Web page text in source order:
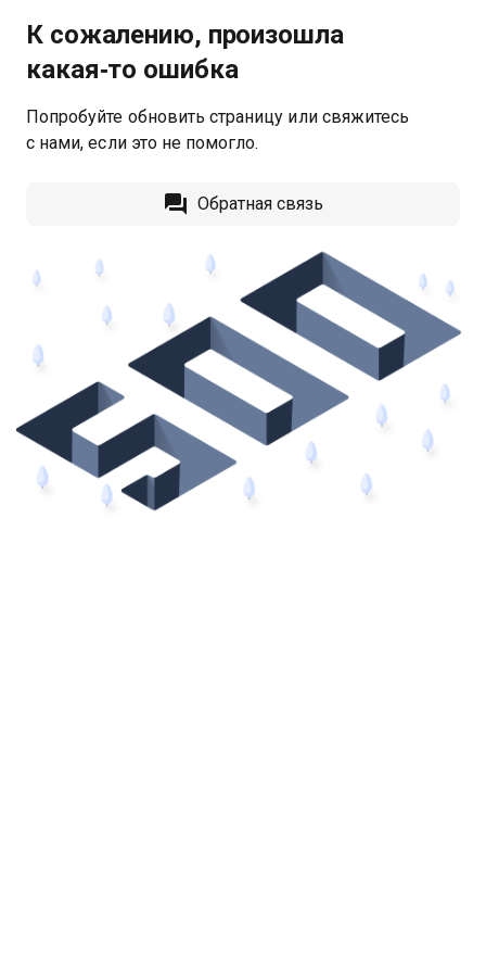
К сожалению, произошла
какая‑то ошибка
Попробуйте обновить страницу или свяжитесь
с нами, если это не помогло.
Обратная связь